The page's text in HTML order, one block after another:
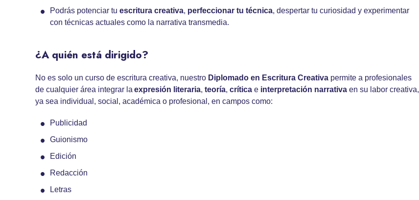
Podrás potenciar tu escritura creativa, perfeccionar tu técnica, despertar tu curiosidad y experimentar
con técnicas actuales como la narrativa transmedia.
¿A quién está dirigido?
No es solo un curso de escritura creativa, nuestro Diplomado en Escritura Creativa permite a profesionales
de cualquier área integrar la expresión literaria, teoría, crítica e interpretación narrativa en su labor creativa,
ya sea individual, social, académica o profesional, en campos como:
Publicidad
Guionismo
Edición
Redacción
Letras